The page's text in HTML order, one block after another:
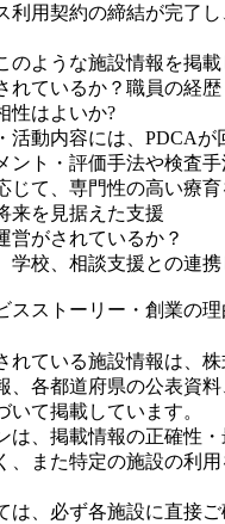
利用契約の締結が完了
のような施設情報を掲
れているか？職員の経歴
性はよいか?
活動内容には、PDCAが
ント・評価手法や検査
じて、専門性の高い療
来を見据えた支援
営がされているか？
学校、相談支援との連携
スストーリー・創業の理
れている施設情報は、
、各都道府県の公表資
いて掲載しています。
は、掲載情報の正確性
、また特定の施設の利
は、必ず各施設に直接ご